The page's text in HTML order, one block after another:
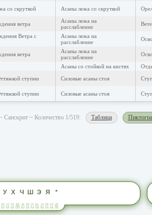
со скруткой Асаны лежа со скруткой
ветра
Асаны лежа на
расслабление
Ветра с
Асаны лежа на
расслабление
ветра
Асаны лежа на
расслабление
Асаны со стойкой на кистях
ступни Силовые асаны стоя
ступни Силовые асаны стоя
Таблица
~ Количество 1/519:
У Х Ч Ш Э Я *